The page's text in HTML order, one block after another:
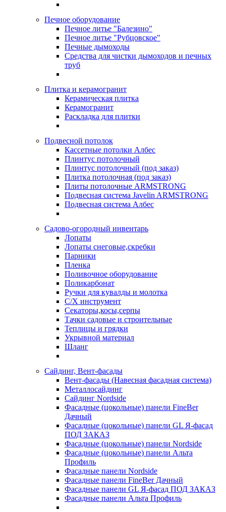
Печное оборудование
Печное литье "Балезино"
Печное литье "Рубцовское"
Печные дымоходы
Средства для чистки дымоходов и печных
труб
Плитка и керамогранит
Керамическая плитка
Керамогранит
Раскладка для плитки
Подвесной потолок
Кассетные потолки Албес
Плинтус потолочный
Плинтус потолочный (под заказ)
Плитка потолочная (под заказ)
Плиты потолочные ARMSTRONG
Подвесная система Javelin ARMSTRONG
Подвесная система Албес
Садово-огородный инвентарь
Лопаты
Лопаты снеговые,скребки
Парники
Пленка
Поливочное оборудование
Поликарбонат
Ручки для кувалды и молотка
С/Х инструмент
Секаторы,косы,серпы
Тачки садовые и строительные
Теплицы и грядки
Укрывной материал
Шланг
Сайдинг, Вент-фасады
Вент-фасады (Навесная фасадная система)
Металлосайдинг
Сайдинг Nordside
Фасадные (цокольные) панели FineBer
Дачный
Фасадные (цокольные) панели GL Я-фасад
ПОД ЗАКАЗ
Фасадные (цокольные) панели Nordside
Фасадные (цокольные) панели Альта
Профиль
Фасадные панели Nordside
Фасадные панели FineBer Дачный
Фасадные панели GL Я-фасад ПОД ЗАКАЗ
Фасадные панели Альта Профиль